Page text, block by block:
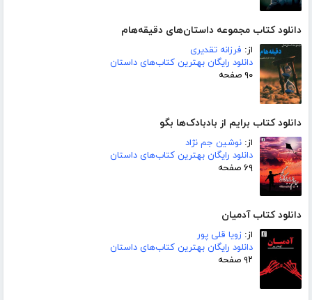
دانلود کتاب مجموعه داستان‌های دقیقه‌هام
از: فرزانه تقدیری
دانلود رایگان بهترین کتاب‌های داستان
۹۰ صفحه
دانلود کتاب برایم از بادبادک‌ها بگو
از: نوشین جم نژاد
دانلود رایگان بهترین کتاب‌های داستان
۶۹ صفحه
دانلود کتاب آدمیان
از: زویا قلی پور
دانلود رایگان بهترین کتاب‌های داستان
۹۲ صفحه